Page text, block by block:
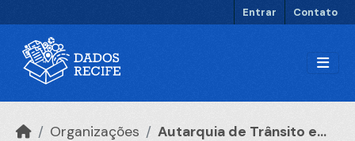
Entrar Contato
Organizações Autarquia de Trânsito e...